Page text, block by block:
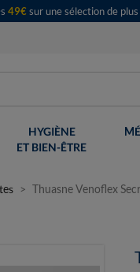
49€sur une sélection de
HYGIÈNE
ET BIEN-ÊTRE
Thuasne Venoflex